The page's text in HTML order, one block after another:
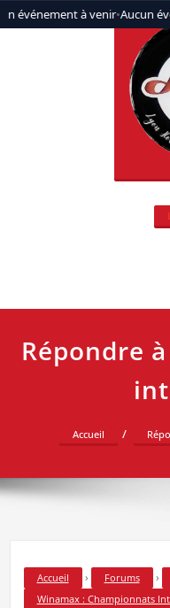
événement à venir•Aucun
Aller
au
Répondre
Accueil
Accueil › Forums ›
Winamax : Championnats